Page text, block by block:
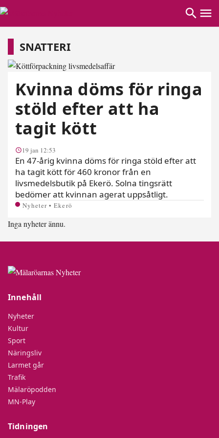
Snatteri
SNATTERI
Kvinna döms för ringa
stöld efter att ha
tagit kött
19 jan 12:53
En 47-årig kvinna döms för ringa stöld efter att
ha tagit kött för 460 kronor från en
livsmedelsbutik på Ekerö. Solna tingsrätt
bedömer att kvinnan agerat uppsåtligt.
Nyheter • Ekerö
Inga nyheter ännu.
Innehåll
Nyheter
Kultur
Sport
Näringsliv
Larmet går
Trafik
Mälaröpodden
MN-Play
Tidningen